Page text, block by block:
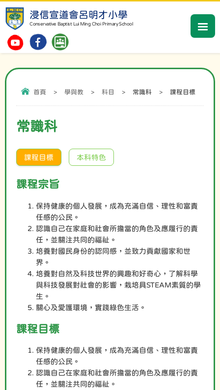
浸信宣道會呂明才小學
Conservative Baptist Lui Ming Choi Primary School
首頁 > 學與教 > 科目 > 常識科 > 課程目標
常識科
課程目標 本科特色
課程宗旨
保持健康的個人發展，成為充滿自信、理性和富責
任感的公民。
認識自己在家庭和社會所擔當的角色及應履行的責
任，並關注共同的福祉。
培養對國民身份的認同感，並致力貢獻國家和世
界。
培養對自然及科技世界的興趣和好奇心，了解科學
與科技發展對社會的影響，栽培具STEAM素質的學
生。
關心及愛護環境，實踐綠色生活。
課程目標
保持健康的個人發展，成為充滿自信、理性和富責
任感的公民。
認識自己在家庭和社會所擔當的角色及應履行的責
任，並關注共同的福祉。